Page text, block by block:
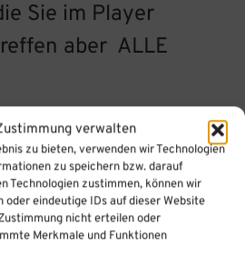
verwalten
zu bieten, verwenden wir Technologien
zu speichern bzw. darauf
Technologien zustimmen, können wir
oder eindeutige IDs auf dieser Website
nicht erteilen oder
Merkmale und Funktionen
Sie im Player
aber ALLE
Button zum Abspielen
Folien, müssen
vornehmen. D. h.
wird über
und nicht in